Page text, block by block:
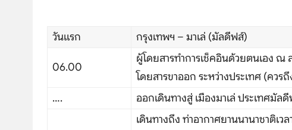
เรือเจ้าพระยา
บริการอื่นๆ
ติดต่อเรา
วันแรก กรุงเทพฯ – มาเล่ (มัลดีฟส์)
06.00
ผู้โดยสารทำการเช็คอินด้วยตนเอง
โดยสารขาออก ระหว่างประเทศ (คว
….
ออกเดินทางสู่ เมืองมาเล่ ประเทศมัล
เดินทางถึง ท่าอากาศยานนานาชาติเว